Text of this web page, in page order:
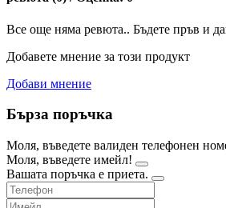
Все още няма ревюта.. Бъдете пръв и
Добавете мнение за този продукт
Добави мнение
Бърза поръчка
Моля, въведете валиден телефонен
Моля, въведете имейл!
Вашата поръчка е приета.